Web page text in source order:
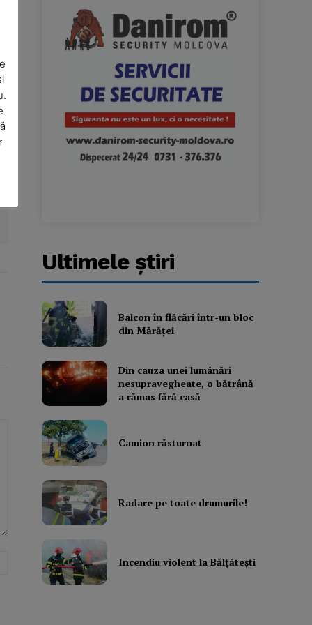
Ultimele ştiri
Balcon în flăcări într-un bloc
din Mărăţei
Din cauza unei lumânări
nesupravegheate, o bătrână
a rămas fără casă
Camion răsturnat
Radare pe toate drumurile!
Incendiu violent la Bălţăteşti